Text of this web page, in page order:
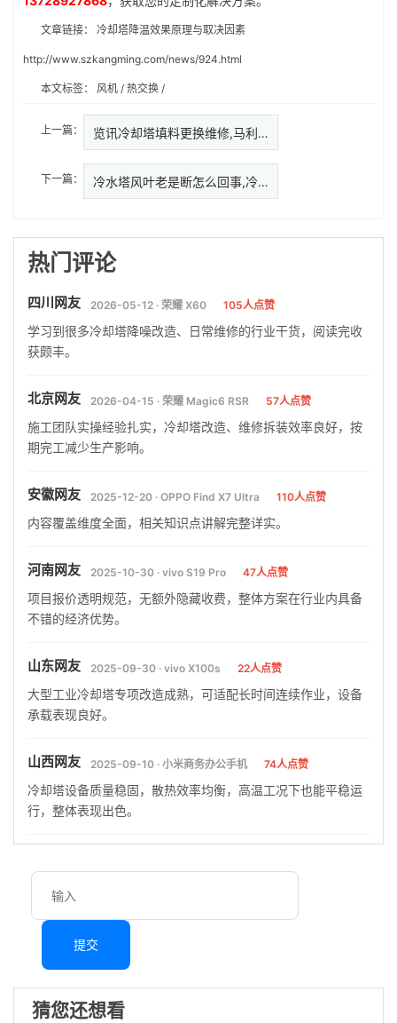
文章链接： 冷却塔降温效果原理与取决因素
http://www.szkangming.com/news/924.html
本文标签： 风机 / 热交换 /
上一篇： 览讯冷却塔填料更换维修,马利新…
下一篇： 冷水塔风叶老是断怎么回事,冷却
热门评论
四川网友 2026-05-12 · 荣耀 X60 105人点赞
学习到很多冷却塔降噪改造、日常维修的行业干货，阅读完收
获颇丰。
北京网友 2026-04-15 · 荣耀 Magic6 RSR 57人点赞
施工团队实操经验扎实，冷却塔改造、维修拆装效率良好，按
期完工减少生产影响。
安徽网友 2025-12-20 · OPPO Find X7 Ultra 110人点赞
内容覆盖维度全面，相关知识点讲解完整详实。
河南网友 2025-10-30 · vivo S19 Pro 47人点赞
项目报价透明规范，无额外隐藏收费，整体方案在行业内具备
不错的经济优势。
山东网友 2025-09-30 · vivo X100s 22人点赞
大型工业冷却塔专项改造成熟，可适配长时间连续作业，设备
承载表现良好。
山西网友 2025-09-10 · 小米商务办公手机 74人点赞
冷却塔设备质量稳固，散热效率均衡，高温工况下也能平稳运
行，整体表现出色。
提交
猜您还想看